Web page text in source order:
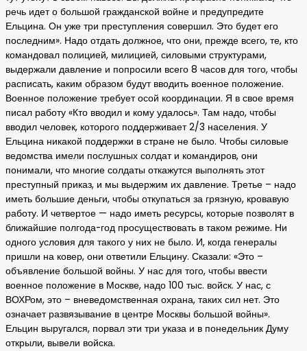
речь идет о большой гражданской войне и предупредите
Ельцина. Он уже три преступления совершил. Это будет его
последним». Надо отдать должное, что они, прежде всего, те, кто
командовал полицией, милицией, силовыми структурами,
выдержали давление и попросили всего 8 часов для того, чтобы
расписать, каким образом будут вводить военное положение.
Военное положение требует осой координации. Я в свое время
писал работу «Кто вводил и кому удалось». Там надо, чтобы
вводил человек, которого поддерживает 2/3 населения. У
Ельцина никакой поддержки в стране не было. Чтобы силовые
ведомства имели послушных солдат и командиров, они
понимали, что многие солдаты откажутся выполнять этот
преступный приказ, и мы выдержим их давление. Третье – надо
иметь большие деньги, чтобы откупаться за грязную, кровавую
работу. И четвертое — надо иметь ресурсы, которые позволят в
ближайшие полгода-год просуществовать в таком режиме. Ни
одного условия для такого у них не было. И, когда генералы
пришли на ковер, они ответили Ельцину. Сказали: «Это –
объявление большой войны. У нас для того, чтобы ввести
военное положение в Москве, надо 100 тыс. войск. У нас, с
ВОХРом, это – вневедомственная охрана, таких сил нет. Это
означает развязывание в центре Москвы большой войны».
Ельцин выругался, порвал эти три указа и в понедельник Думу
открыли, вывели войска.